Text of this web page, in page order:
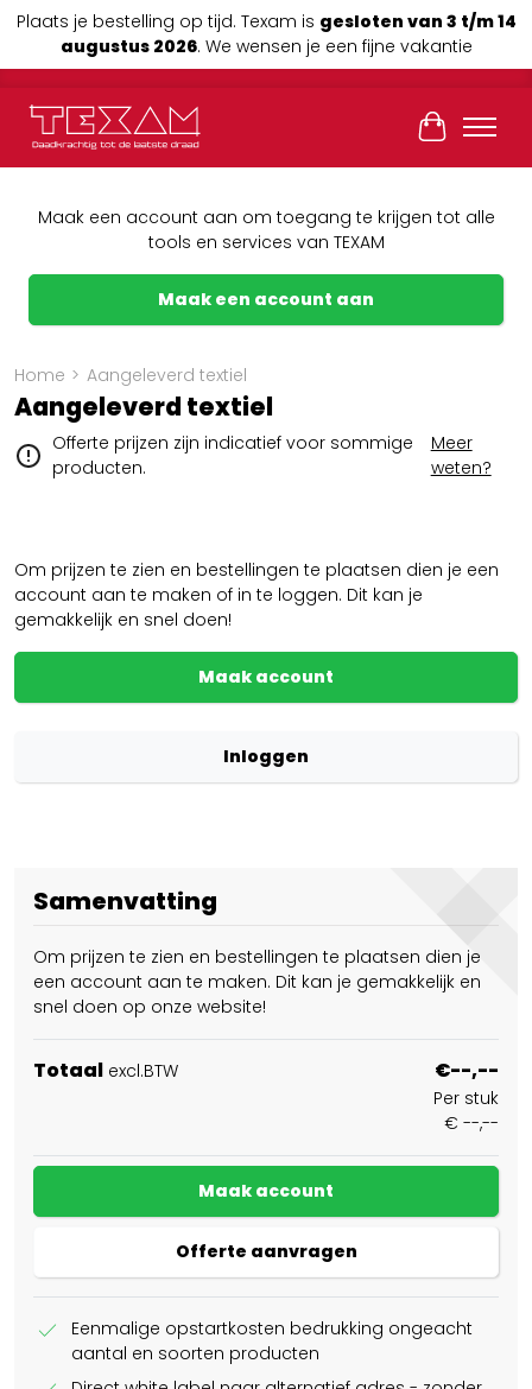
Plaats je bestelling op tijd. Texam is gesloten van 3 t/m 14
augustus 2026. We wensen je een fijne vakantie
Maak een account aan om toegang te krijgen tot alle
tools en services van TEXAM
Maak een account aan
Home > Aangeleverd textiel
Aangeleverd textiel
Offerte prijzen zijn indicatief voor sommige
producten.
Meer
weten?
Om prijzen te zien en bestellingen te plaatsen dien je een
account aan te maken of in te loggen. Dit kan je
gemakkelijk en snel doen!
Maak account
Inloggen
Samenvatting
Om prijzen te zien en bestellingen te plaatsen dien je
een account aan te maken. Dit kan je gemakkelijk en
snel doen op onze website!
Totaal excl.BTW €--,--
Per stuk
€ --,--
Maak account
Offerte aanvragen
check
Eenmalige opstartkosten bedrukking ongeacht
aantal en soorten producten